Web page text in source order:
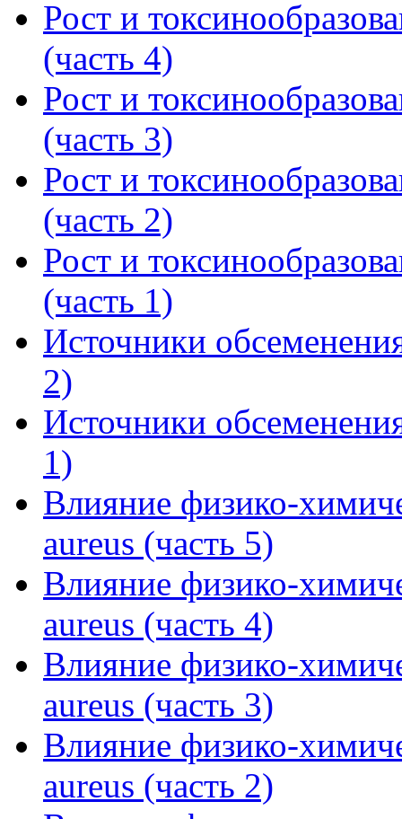
Рост и
(часть 4)
Рост и
(часть 3)
Рост и
(часть 2)
Рост и
(часть 1)
Источники
2)
Источники
1)
Влияние физико-
aureus (часть 5)
Влияние физико-
aureus (часть 4)
Влияние физико-
aureus (часть 3)
Влияние физико-
aureus (часть 2)